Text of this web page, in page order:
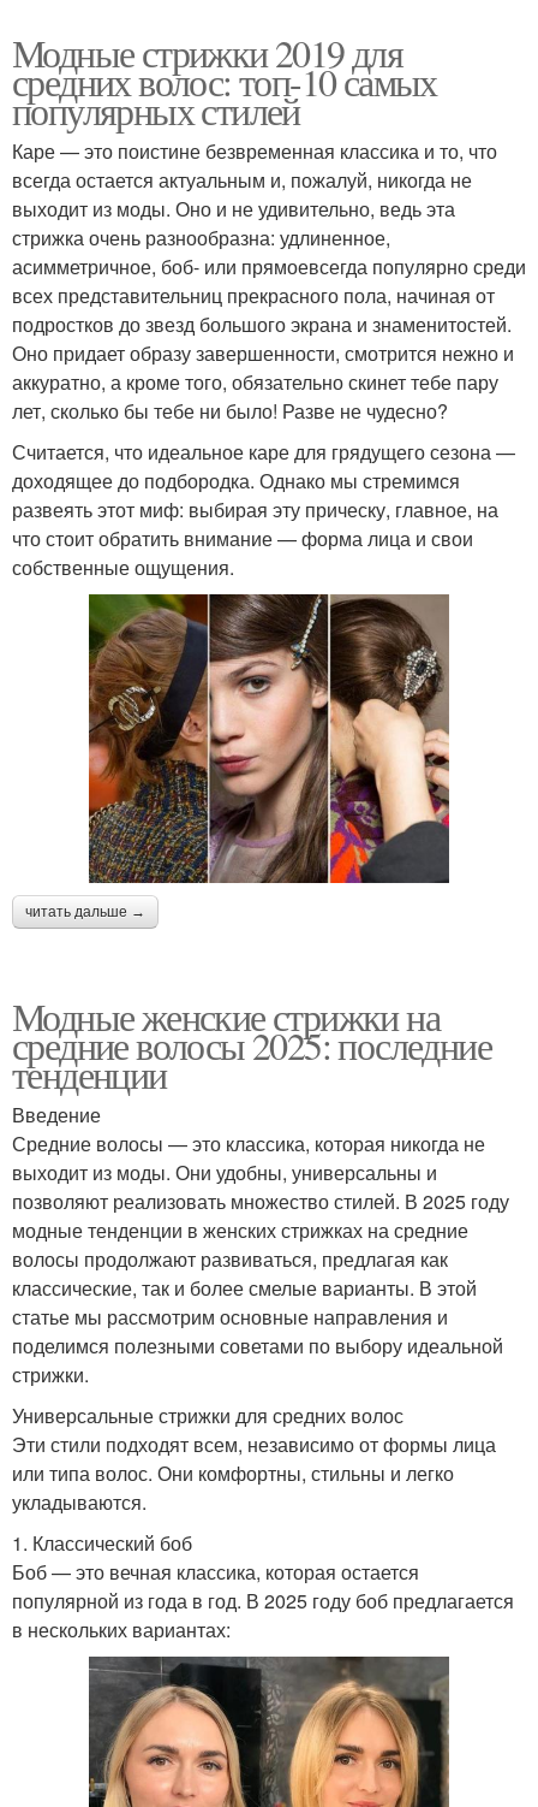
Модные стрижки 2019 для
средних волос: топ-10 самых
популярных стилей
Каре — это поистине безвременная классика и то, что
всегда остается актуальным и, пожалуй, никогда не
выходит из моды. Оно и не удивительно, ведь эта
стрижка очень разнообразна: удлиненное,
асимметричное, боб- или прямоевсегда популярно среди
всех представительниц прекрасного пола, начиная от
подростков до звезд большого экрана и знаменитостей.
Оно придает образу завершенности, смотрится нежно и
аккуратно, а кроме того, обязательно скинет тебе пару
лет, сколько бы тебе ни было! Разве не чудесно?
Считается, что идеальное каре для грядущего сезона —
доходящее до подбородка. Однако мы стремимся
развеять этот миф: выбирая эту прическу, главное, на
что стоит обратить внимание — форма лица и свои
собственные ощущения.
читать дальше →
Модные женские стрижки на
средние волосы 2025: последние
тенденции
Введение
Средние волосы — это классика, которая никогда не
выходит из моды. Они удобны, универсальны и
позволяют реализовать множество стилей. В 2025 году
модные тенденции в женских стрижках на средние
волосы продолжают развиваться, предлагая как
классические, так и более смелые варианты. В этой
статье мы рассмотрим основные направления и
поделимся полезными советами по выбору идеальной
стрижки.
Универсальные стрижки для средних волос
Эти стили подходят всем, независимо от формы лица
или типа волос. Они комфортны, стильны и легко
укладываются.
1. Классический боб
Боб — это вечная классика, которая остается
популярной из года в год. В 2025 году боб предлагается
в нескольких вариантах: